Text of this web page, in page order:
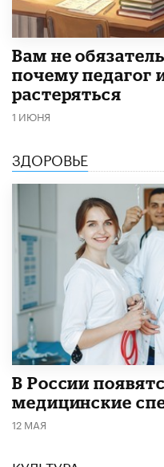
​Вам не
почему педагог
растеряться
1 ИЮНЯ
ЗДОРОВЬЕ
В России
медицинские
12 МАЯ